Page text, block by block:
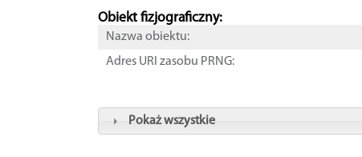
Obiekt fizjograficzny:
Nazwa obiektu:
Adres URI zasobu PRNG:
Pokaż wszystkie